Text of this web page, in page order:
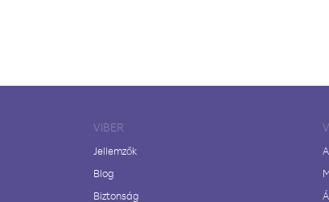
VIBER
Jellemzők
Blog
Biztonság